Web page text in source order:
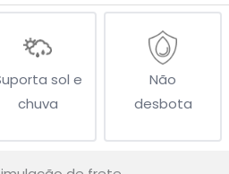
sol e
chuva
Não
desbota